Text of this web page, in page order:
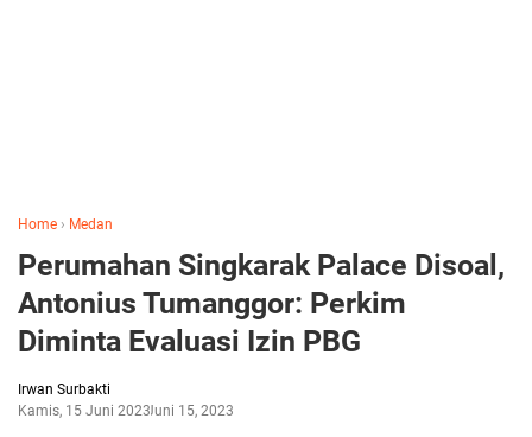
Home › Medan
Perumahan Singkarak Palace Disoal,
Antonius Tumanggor: Perkim
Diminta Evaluasi Izin PBG
Irwan Surbakti
Kamis, 15 Juni 2023Juni 15, 2023